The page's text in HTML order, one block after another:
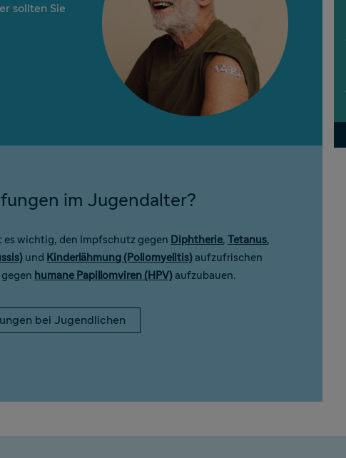
sollten Sie
im Jugendalter?
es wichtig, den Impfschutz gegen Diphtherie, Tetanus,
und Kinderlähmung (Poliomyelitis) aufzufrischen
humane Papillomviren (HPV) aufzubauen.
bei Jugendlichen